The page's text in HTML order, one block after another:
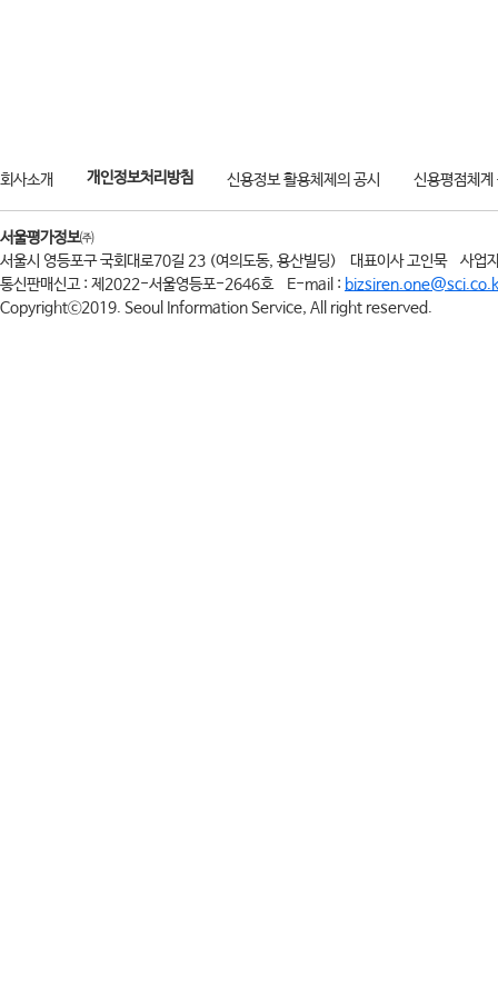
회사소개 개인정보처리방침 신용정보 활용체제의 공시 신용평점체계
서울평가정보㈜
서울시 영등포구 국회대로70길 23 (여의도동, 용산빌딩)
대표이사 고인묵
사업
통신판매신고 : 제2022-서울영등포-2646호
E-mail :
Copyrightⓒ2019. Seoul Information Service, All right reserved.